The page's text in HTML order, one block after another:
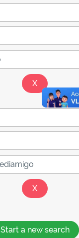
Start a new search